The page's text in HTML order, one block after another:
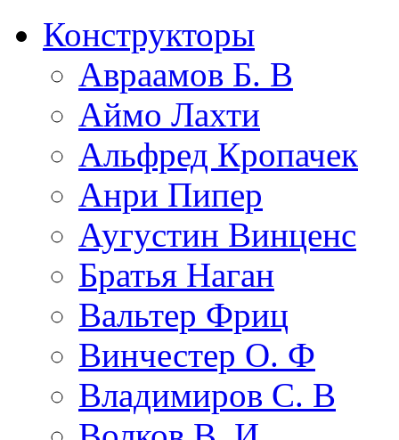
Конструкторы
Авраамов Б. В
Аймо Лахти
Альфред Кропачек
Анри Пипер
Аугустин Винценс
Братья Наган
Вальтер Фриц
Винчестер О. Ф
Владимиров С. В